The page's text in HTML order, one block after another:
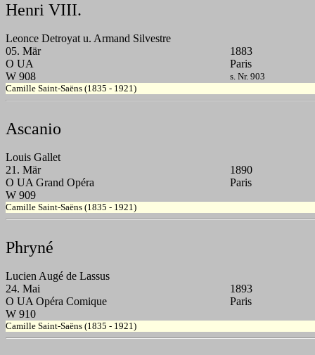
Henri VIII.
Leonce Detroyat u. Armand Silvestre
05. Mär
1883
O UA
Paris
W 908
s. Nr. 903
Camille Saint-Saëns (1835 - 1921)
Ascanio
Louis Gallet
21. Mär
1890
O UA Grand Opéra
Paris
W 909
Camille Saint-Saëns (1835 - 1921)
Phryné
Lucien Augé de Lassus
24. Mai
1893
O UA Opéra Comique
Paris
W 910
Camille Saint-Saëns (1835 - 1921)